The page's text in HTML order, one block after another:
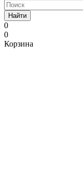
Найти
0
0
Корзина